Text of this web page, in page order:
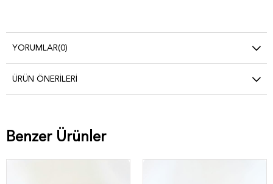
YORUMLAR(0)
ÜRÜN ÖNERILERI
Benzer Ürünler